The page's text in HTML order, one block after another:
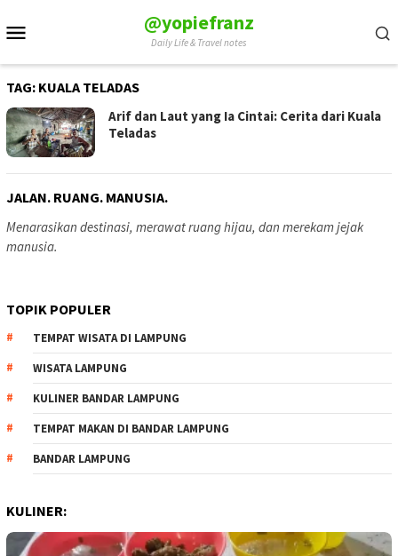
to
@yopiefranz
Daily Life & Travel notes
TAG: KUALA TELADAS
Arif dan Laut yang Ia Cintai: Cerita dari Kuala
Teladas
JALAN. RUANG. MANUSIA.
Menarasikan destinasi, merawat ruang hijau, dan merekam jejak
manusia.
TOPIK POPULER
TEMPAT WISATA DI LAMPUNG
WISATA LAMPUNG
KULINER BANDAR LAMPUNG
TEMPAT MAKAN DI BANDAR LAMPUNG
BANDAR LAMPUNG
KULINER: